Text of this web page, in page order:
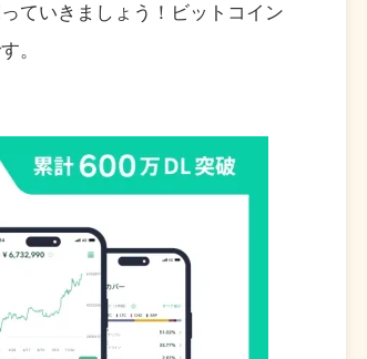
ていきましょう！ビットコイン
。